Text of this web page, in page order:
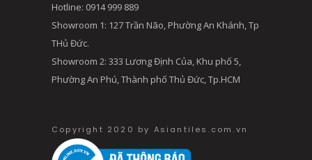
Hotline: 0914 999 889
Showroom 1: 127 Trần Não, Phường An Khánh, Tp
THủ Đức.
Showroom 2: 333 Lương Định Của, Khu phố 5,
Phường An Phú, Thành phố Thủ Đức, Tp.HCM
Copyright 2020 by Asiantiles.com.vn